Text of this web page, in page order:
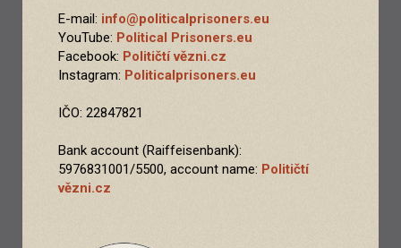
E-mail: info@politicalprisoners.eu
YouTube: Political Prisoners.eu
Facebook: Političtí vězni.cz
Instagram: Politicalprisoners.eu
IČO: 22847821
Bank account (Raiffeisenbank):
5976831001/5500, account name: Političtí
vězni.cz